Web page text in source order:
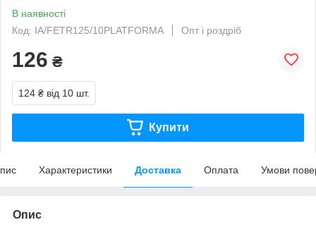
В наявності
Код: IA/FETR125/10PLATFORMA
Опт і роздріб
126 ₴
124 ₴ від 10 шт.
Купити
Характеристики Доставка Оплата Умови
Опис